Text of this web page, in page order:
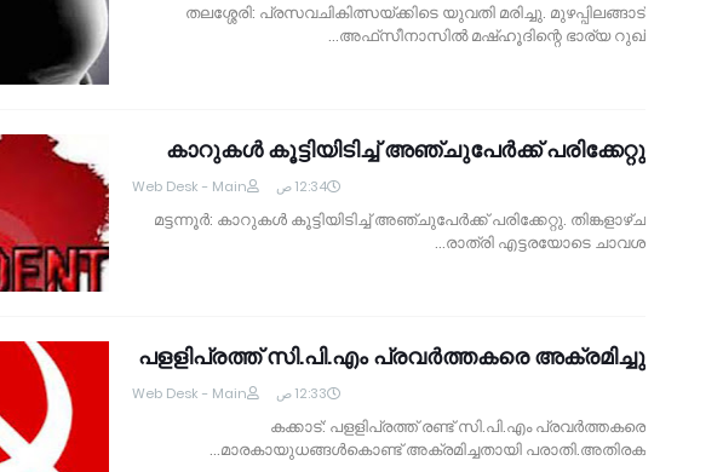
തലശ്ശേരി: പ്രസവചികിത്സയ്ക്കിടെ യുവതി മരിച്ചു. മുഴപ്പിലങ്ങാട്
അഫ്‌സീനാസില്‍ മഷ്ഹൂദിന്റെ ഭാര്യ റുഖ്…
കാറുകള്‍ കൂട്ടിയിടിച്ച് അഞ്ചുപേര്‍ക്ക് പരിക്കേറ്റു
Web Desk - Main 12:34 ص
മട്ടന്നൂര്‍: കാറുകള്‍ കൂട്ടിയിടിച്ച് അഞ്ചുപേര്‍ക്ക് പരിക്കേറ്റു. തിങ്കളാഴ്ച
രാത്രി എട്ടരയോടെ ചാവശ…
പളളിപ്രത്ത് സി.പി.എം പ്രവര്‍ത്തകരെ അക്രമിച്ചു
Web Desk - Main 12:33 ص
കക്കാട്: പളളിപ്രത്ത് രണ്ട് സി.പി.എം പ്രവര്‍ത്തകരെ
മാരകായുധങ്ങള്‍കൊണ്ട് അക്രമിച്ചതായി പരാതി.അതിരക…